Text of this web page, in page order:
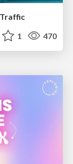
Traffic
1 470